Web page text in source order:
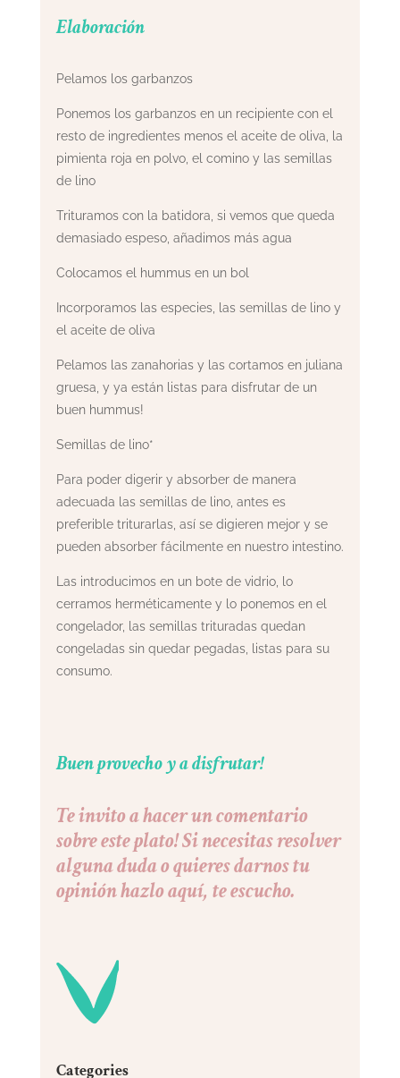
Elaboración
Pelamos los garbanzos
Ponemos los garbanzos en un recipiente con el
resto de ingredientes menos el aceite de oliva, la
pimienta roja en polvo, el comino y las semillas
de lino
Trituramos con la batidora, si vemos que queda
demasiado espeso, añadimos más agua
Colocamos el hummus en un bol
Incorporamos las especies, las semillas de lino y
el aceite de oliva
Pelamos las zanahorias y las cortamos en juliana
gruesa, y ya están listas para disfrutar de un
buen hummus!
Semillas de lino*
Para poder digerir y absorber de manera
adecuada las semillas de lino, antes es
preferible triturarlas, así se digieren mejor y se
pueden absorber fácilmente en nuestro intestino.
Las introducimos en un bote de vidrio, lo
cerramos herméticamente y lo ponemos en el
congelador, las semillas trituradas quedan
congeladas sin quedar pegadas, listas para su
consumo.
Buen provecho y a disfrutar!
Te invito a hacer un comentario
sobre este plato! Si necesitas resolver
alguna duda o quieres darnos tu
opinión hazlo aquí, te escucho.
Categories